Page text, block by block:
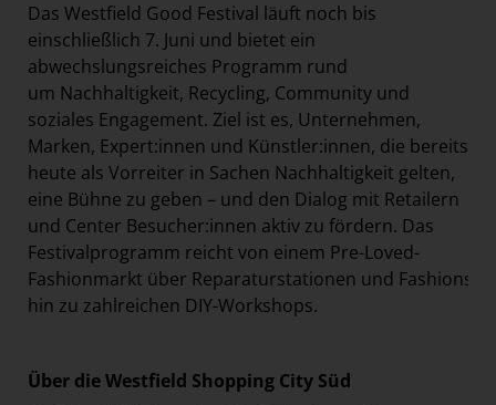
Das Westfield Good Festival läuft noch bis
einschließlich 7. Juni und bietet ein
abwechslungsreiches Programm rund
um Nachhaltigkeit, Recycling, Community und
soziales Engagement. Ziel ist es, Unternehmen,
Marken, Expert:innen und Künstler:innen, die bereits
heute als Vorreiter in Sachen Nachhaltigkeit gelten,
eine Bühne zu geben – und den Dialog mit Retailern
und Center Besucher:innen aktiv zu fördern. Das
Festivalprogramm reicht von einem Pre-Loved-
Fashionmarkt über Reparaturstationen und
hin zu zahlreichen DIY-Workshops.
Über die Westfield Shopping City Süd